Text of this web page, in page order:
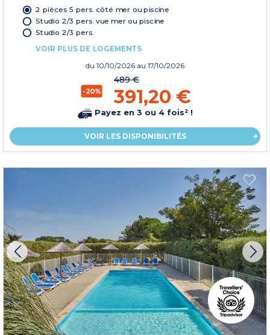
2 pièces 5 pers. côté mer ou piscine
Studio 2/3 pers. vue mer ou piscine
Studio 2/3 pers.
VOIR PLUS DE LOGEMENTS
du 10/10/2026 au 17/10/2026
-20%
489 €
391,20 €
Payez en 3 ou 4 fois² !
VOIR LES DISPONIBILITÉS